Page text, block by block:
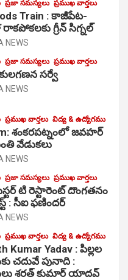
ప్రజా సమస్యలు ప్రముఖ వార్తలు
Train : కాజీపేట-
రాకపోకలకు గ్రీన్ సిగ్నల్
NEWS
ప్రజా సమస్యలు ప్రముఖ వార్తలు
సర్వే
NEWS
ప్రముఖ వార్తలు విద్య & ఉద్యోగము
శంకరపట్నంలో జవహర్
వేడుకలు
NEWS
ప్రజా సమస్యలు ప్రముఖ వార్తలు
టి రెస్టారెంట్ దొంగతనం
: సీఐ ఫణిందర్
NEWS
ప్రముఖ వార్తలు విద్య & ఉద్యోగము
Kumar Yadav : పిల్లల
చదువే పునాది :
శరత్ కుమార్ యాదవ్